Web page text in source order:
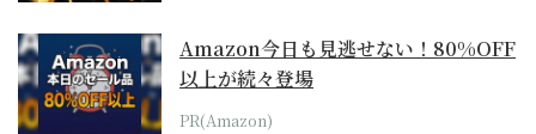
Amazon今日も見逃せない！80%OFF
以上が続々登場
PR(Amazon)